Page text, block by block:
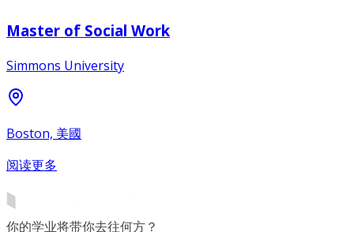
Master of Social Work
Simmons University
Boston, 美國
阅读更多
你的学业将带你去往何方？